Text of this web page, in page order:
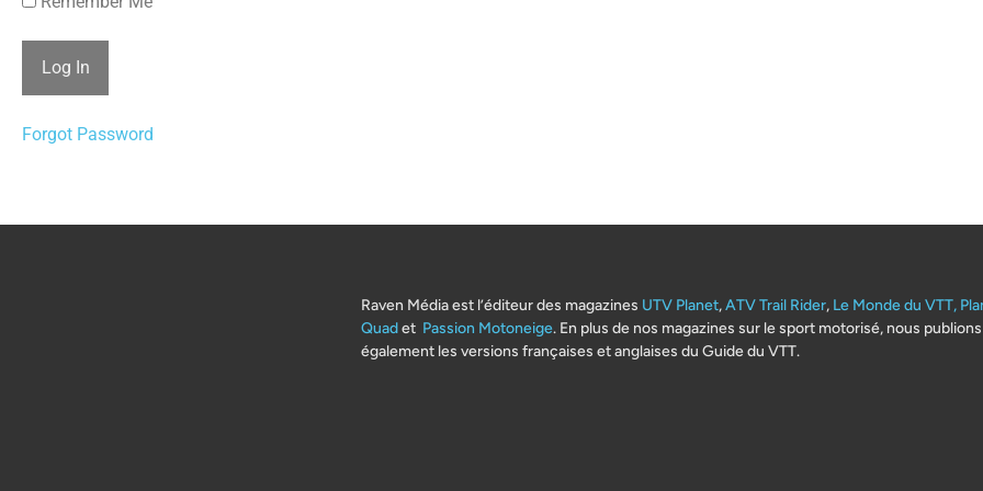
Forgot Password
Raven Média est l’éditeur des magazines UTV Planet,ATV Trail Rider, Le Monde du VTT,
Quadet Passion Motoneige. En plus de nos magazines sur le sport motorisé, nous publions
également les versions françaises et anglaises du Guide du VTT.